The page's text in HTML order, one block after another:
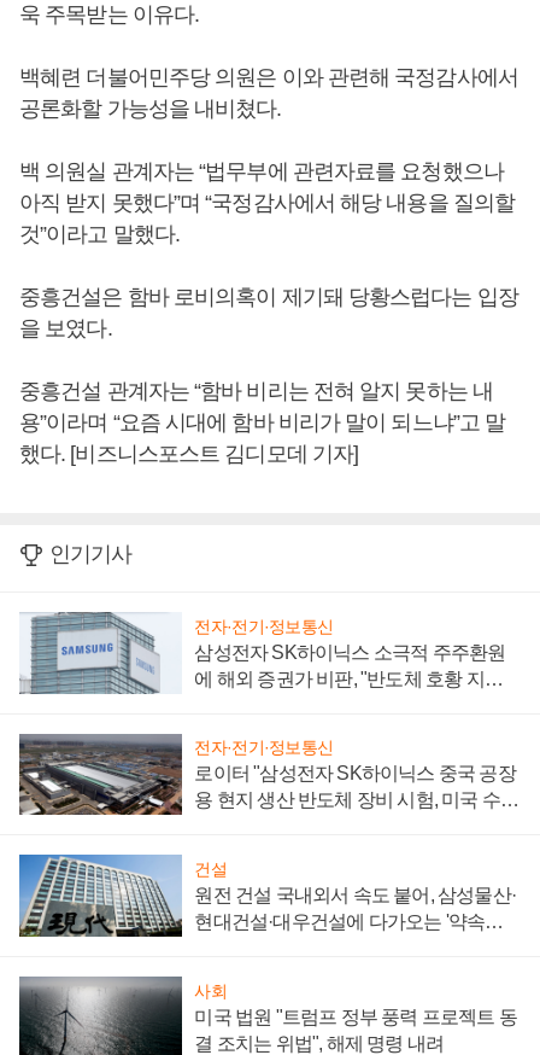
욱 주목받는 이유다.
백혜련 더불어민주당 의원은 이와 관련해 국정감사에서
공론화할 가능성을 내비쳤다.
백 의원실 관계자는 “법무부에 관련자료를 요청했으나
아직 받지 못했다”며 “국정감사에서 해당 내용을 질의할
것”이라고 말했다.
중흥건설은 함바 로비의혹이 제기돼 당황스럽다는 입장
을 보였다.
중흥건설 관계자는 “함바 비리는 전혀 알지 못하는 내
용”이라며 “요즘 시대에 함바 비리가 말이 되느냐”고 말
했다. [비즈니스포스트 김디모데 기자]
인기기사
전자·전기·정보통신
삼성전자 SK하이닉스 소극적 주주환원
에 해외 증권가 비판, "반도체 호황 지속
전자·전기·정보통신
로이터 "삼성전자 SK하이닉스 중국 공장
용 현지 생산 반도체 장비 시험, 미국 수출
건설
원전 건설 국내외서 속도 붙어, 삼성물산·
현대건설·대우건설에 다가오는 '약속의
사회
미국 법원 "트럼프 정부 풍력 프로젝트 동
결 조치는 위법", 해제 명령 내려